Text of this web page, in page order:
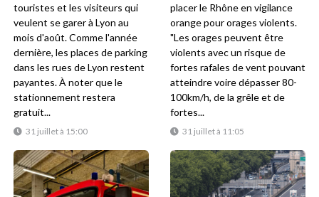
31 juillet à 15:00
touristes et les visiteurs qui
veulent se garer à Lyon au
mois d'août. Comme l'année
dernière, les places de parking
dans les rues de Lyon restent
payantes. À noter que le
stationnement restera
gratuit...
31 juillet à 11:05
placer le Rhône en vigilance
orange pour orages violents.
"Les orages peuvent être
violents avec un risque de
fortes rafales de vent pouvant
atteindre voire dépasser 80-
100km/h, de la grêle et de
fortes...